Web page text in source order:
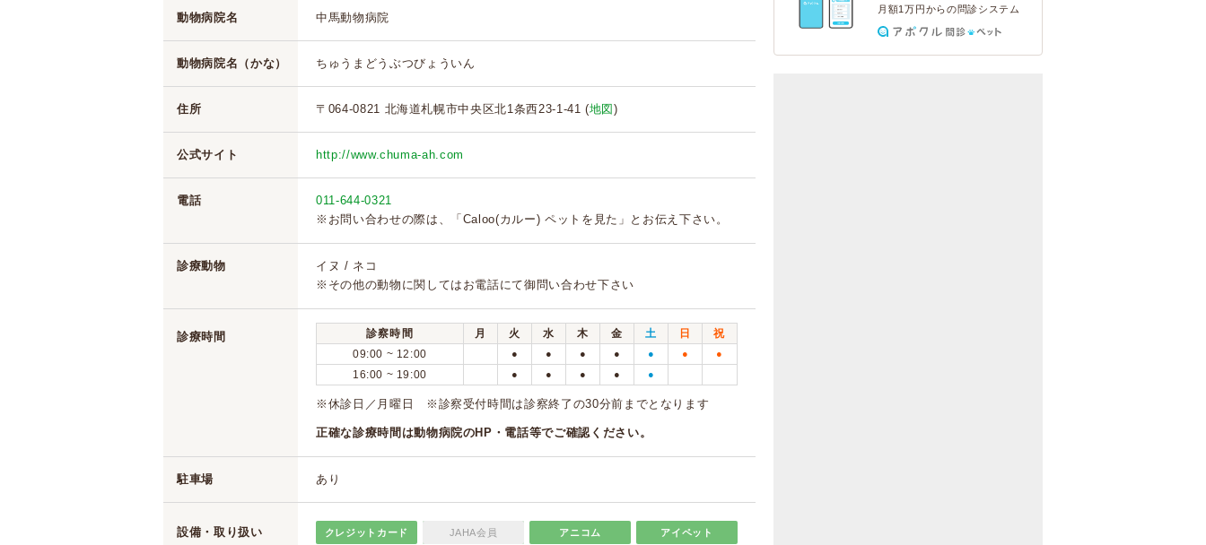
動物病院名 中馬動物病院
動物病院名（かな） ちゅうまどうぶつびょういん
住所 〒064-0821 北海道札幌市中央区北1条西23-1-41 (地図)
公式サイト http://www.chuma-ah.com
電話
011-644-0321
※お問い合わせの際は、「Caloo(カルー) ペットを見た」とお伝え下さい。
診療動物
イヌ / ネコ
※その他の動物に関してはお電話にて御問い合わせ下さい
診療時間 診察時間 月 火 水 木 金 土 日
祝
09:00 ~ 12:00
● ● ● ● ● ● ●
16:00 ~ 19:00 ● ● ● ● ●
※休診日／月曜日 ※診察受付時間は診察終了の30分前までとなります
正確な診療時間は動物病院のHP・電話等でご確認ください。
駐車場 あり
設備・取り扱い クレジットカード JAHA会員 アニコム アイペット
月額1万円からの問診システム